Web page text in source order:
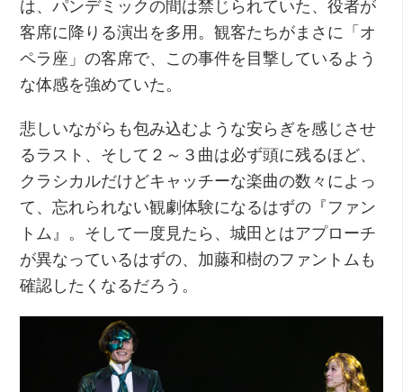
は、パンデミックの間は禁じられていた、役者が
客席に降りる演出を多用。観客たちがまさに「オ
ペラ座」の客席で、この事件を目撃しているよう
な体感を強めていた。
悲しいながらも包み込むような安らぎを感じさせ
るラスト、そして２～３曲は必ず頭に残るほど、
クラシカルだけどキャッチーな楽曲の数々によっ
て、忘れられない観劇体験になるはずの『ファン
トム』。そして一度見たら、城田とはアプローチ
が異なっているはずの、加藤和樹のファントムも
確認したくなるだろう。